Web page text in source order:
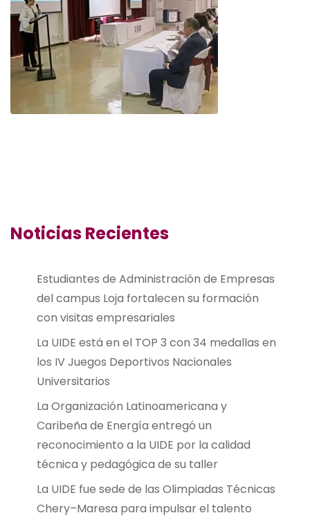
Noticias Recientes
Estudiantes de Administración de Empresas
del campus Loja fortalecen su formación
con visitas empresariales
La UIDE está en el TOP 3 con 34 medallas en
los IV Juegos Deportivos Nacionales
Universitarios
La Organización Latinoamericana y
Caribeña de Energía entregó un
reconocimiento a la UIDE por la calidad
técnica y pedagógica de su taller
La UIDE fue sede de las Olimpiadas Técnicas
Chery–Maresa para impulsar el talento